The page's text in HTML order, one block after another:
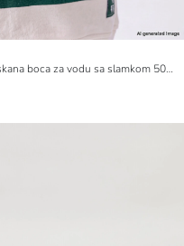
Spider-Man Dječja tiskana boca za vodu sa slamkom 500 ml